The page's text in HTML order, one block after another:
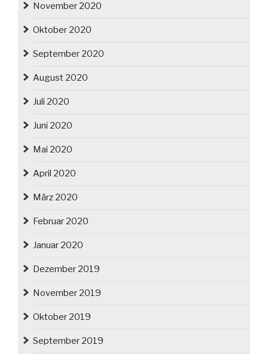
November 2020
Oktober 2020
September 2020
August 2020
Juli 2020
Juni 2020
Mai 2020
April 2020
März 2020
Februar 2020
Januar 2020
Dezember 2019
November 2019
Oktober 2019
September 2019